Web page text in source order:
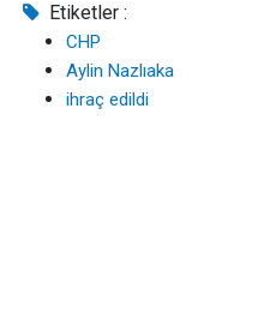
Etiketler :
CHP
Aylin Nazlıaka
ihraç edildi